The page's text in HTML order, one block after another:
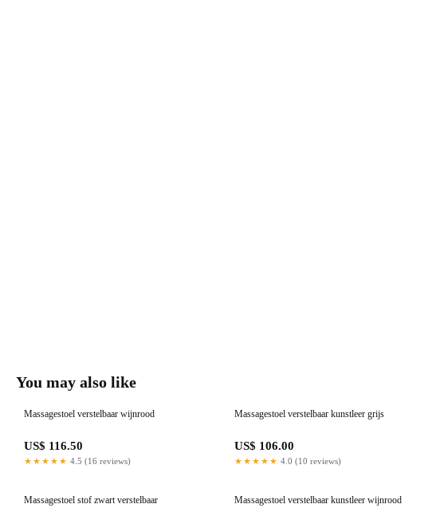
You may also like
Massagestoel verstelbaar wijnrood
US$ 116.50
★★★★★ 4.5 (16 reviews)
Massagestoel verstelbaar kunstleer grijs
US$ 106.00
★★★★★ 4.0 (10 reviews)
Massagestoel stof zwart verstelbaar
Massagestoel verstelbaar kunstleer wijnrood